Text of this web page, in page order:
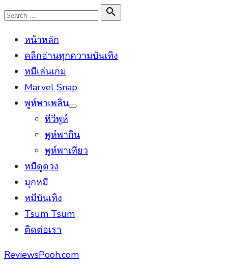
Skip
content
Search

Search
หน้าหลัก
คลิกอ่านทุกความบันเทิง
หมีเล่นเกม
Marvel Snap
พูห์พาเพลิน
Show
ทีวีพูห์
พูห์พากิน
พูห์พาเที่ยว
หมีดูดวง
มุกหมี
หมีบันเทิง
Tsum Tsum
ติดต่อเรา
ReviewsPooh.com